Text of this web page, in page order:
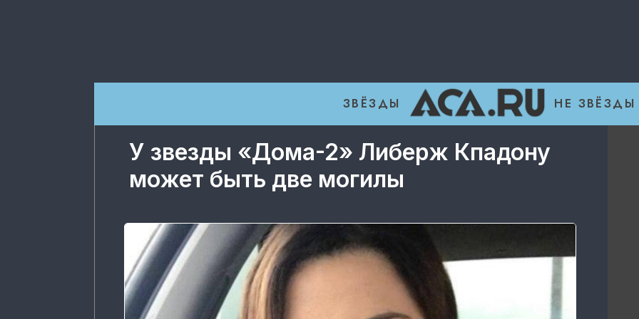
ЗВЁЗДЫ НЕ ЗВЁЗДЫ
У звезды «Дома-2» Либерж Кпадону
может быть две могилы